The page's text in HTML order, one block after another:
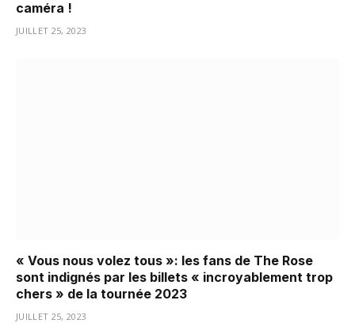
caméra !
JUILLET 25, 2023
« Vous nous volez tous »: les fans de The Rose
sont indignés par les billets « incroyablement trop
chers » de la tournée 2023
JUILLET 25, 2023